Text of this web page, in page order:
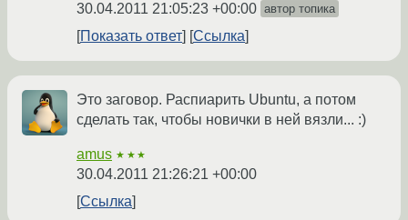
30.04.2011 21:05:23 +00:00 автор топика
Показать ответ Ссылка
Это заговор. Распиарить Ubuntu, а потом
сделать так, чтобы новички в ней вязли... :)
amus ★★★
30.04.2011 21:26:21 +00:00
Ссылка